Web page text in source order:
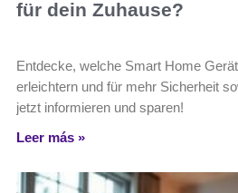
für dein Zuhause?
Entdecke, welche Smart Home
erleichtern und für mehr Sicherheit
jetzt informieren und sparen!
Leer más »